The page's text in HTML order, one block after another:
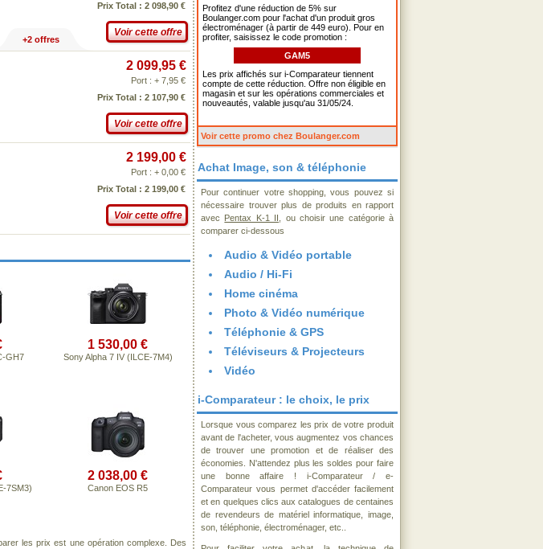
Prix Total : 2 098,90 €
Voir cette offre
+2 offres
2 099,95 €
Port : + 7,95 €
Prix Total : 2 107,90 €
Voir cette offre
2 199,00 €
Port : + 0,00 €
Prix Total : 2 199,00 €
Voir cette offre
GH7
1 530,00 €
Sony Alpha 7 IV (ILCE-7M4)
7SM3)
2 038,00 €
Canon EOS R5
les prix est une opération complexe. Des
Profitez d'une réduction de 5% sur
Boulanger.com pour l'achat d'un produit gros
électroménager (à partir de 449 euro). Pour en
profiter, saisissez le code promotion :
GAM5
Les prix affichés sur i-Comparateur tiennent
compte de cette réduction. Offre non éligible en
magasin et sur les opérations commerciales et
nouveautés, valable jusqu'au 31/05/24.
Voir cette promo chez Boulanger.com
Achat Image, son & téléphonie
Pour continuer votre shopping, vous pouvez si
nécessaire trouver plus de produits en rapport
avec Pentax K-1 II , ou choisir une catégorie à
comparer ci-dessous
Audio & Vidéo portable
Audio / Hi-Fi
Home cinéma
Photo & Vidéo numérique
Téléphonie & GPS
Téléviseurs & Projecteurs
Vidéo
i-Comparateur : le choix, le prix
Lorsque vous comparez les prix de votre produit
avant de l'acheter, vous augmentez vos chances
de trouver une promotion et de réaliser des
économies. N'attendez plus les soldes pour faire
une bonne affaire ! i-Comparateur / e-
Comparateur vous permet d'accéder facilement
et en quelques clics aux catalogues de centaines
de revendeurs de matériel informatique, image,
son, téléphonie, électroménager, etc..